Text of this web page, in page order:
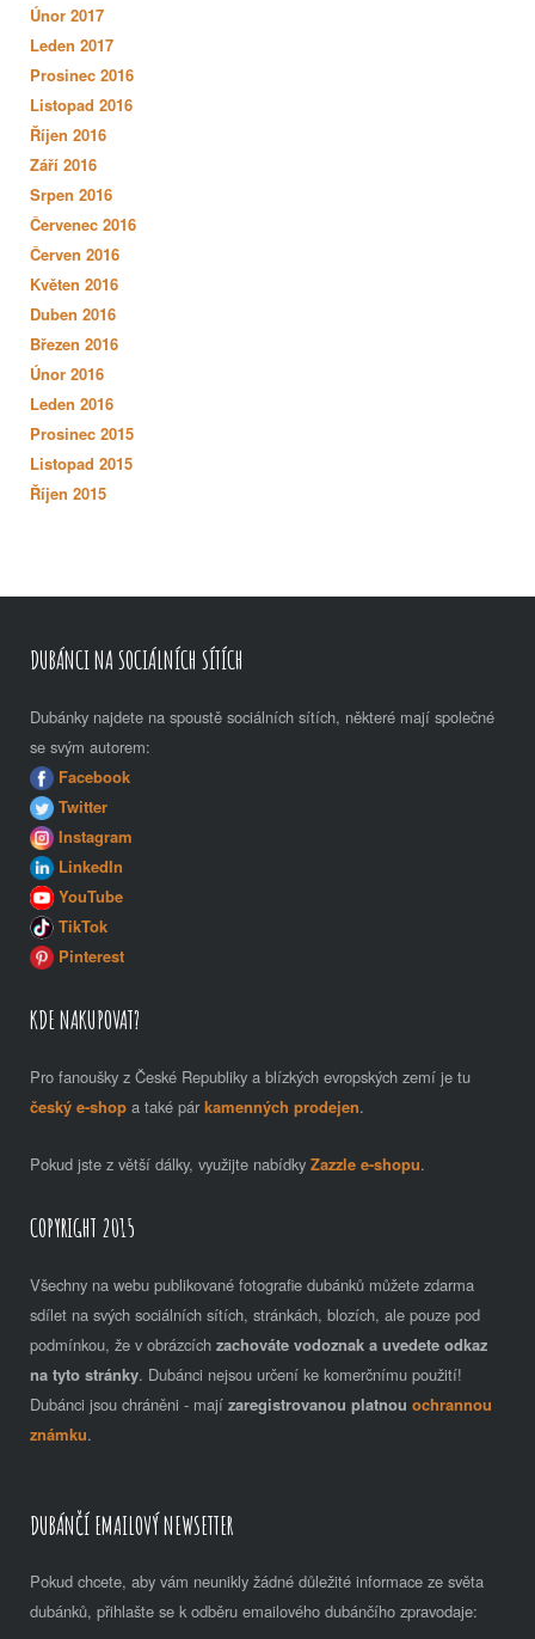
Únor 2017
Leden 2017
Prosinec 2016
Listopad 2016
Říjen 2016
Září 2016
Srpen 2016
Červenec 2016
Červen 2016
Květen 2016
Duben 2016
Březen 2016
Únor 2016
Leden 2016
Prosinec 2015
Listopad 2015
Říjen 2015
DUBÁNCI NA SOCIÁLNÍCH SÍTÍCH
Dubánky najdete na spoustě sociálních sítích, některé mají společné
se svým autorem:
Facebook
Twitter
Instagram
LinkedIn
YouTube
TikTok
Pinterest
KDE NAKUPOVAT?
Pro fanoušky z České Republiky a blízkých evropských zemí je tu
český e-shopa také pár kamenných prodejen.
Pokud jste z větší dálky, využijte nabídky Zazzle e-shopu.
COPYRIGHT 2015
Všechny na webu publikované fotografie dubánků můžete zdarma
sdílet na svých sociálních sítích, stránkách, blozích, ale pouze pod
podmínkou, že v obrázcích zachováte vodoznak a uvedete odkaz
na tyto stránky. Dubánci nejsou určení ke komerčnímu použití!
Dubánci jsou chráněni - mají zaregistrovanou platnou ochrannou
známku.
DUBÁNČÍ EMAILOVÝ NEWSETTER
Pokud chcete, aby vám neunikly žádné důležité informace ze světa
dubánků, přihlašte se k odběru emailového dubánčího zpravodaje: